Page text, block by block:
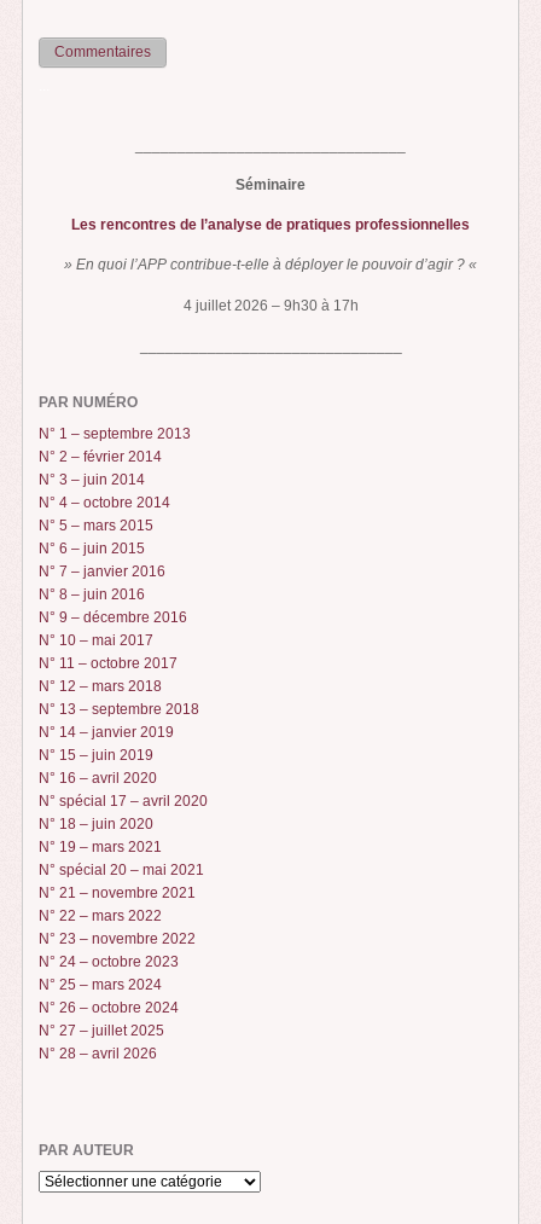
Commentaires
Séminaire
Les rencontres de l’analyse de pratiques professionnelles
» En quoi l’APP contribue-t-elle à déployer le pouvoir d’agir ? «
4 juillet 2026 – 9h30 à 17h
PAR NUMÉRO
N° 1 – septembre 2013
N° 2 – février 2014
N° 3 – juin 2014
N° 4 – octobre 2014
N° 5 – mars 2015
N° 6 – juin 2015
N° 7 – janvier 2016
N° 8 – juin 2016
N° 9 – décembre 2016
N° 10 – mai 2017
N° 11 – octobre 2017
N° 12 – mars 2018
N° 13 – septembre 2018
N° 14 – janvier 2019
N° 15 – juin 2019
N° 16 – avril 2020
N° spécial 17 – avril 2020
N° 18 – juin 2020
N° 19 – mars 2021
N° spécial 20 – mai 2021
N° 21 – novembre 2021
N° 22 – mars 2022
N° 23 – novembre 2022
N° 24 – octobre 2023
N° 25 – mars 2024
N° 26 – octobre 2024
N° 27 – juillet 2025
N° 28 – avril 2026
PAR AUTEUR